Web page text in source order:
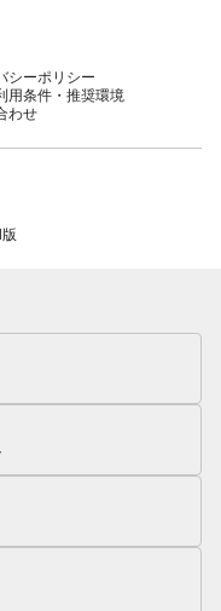
シーポリシー
用条件・推奨環境
わせ